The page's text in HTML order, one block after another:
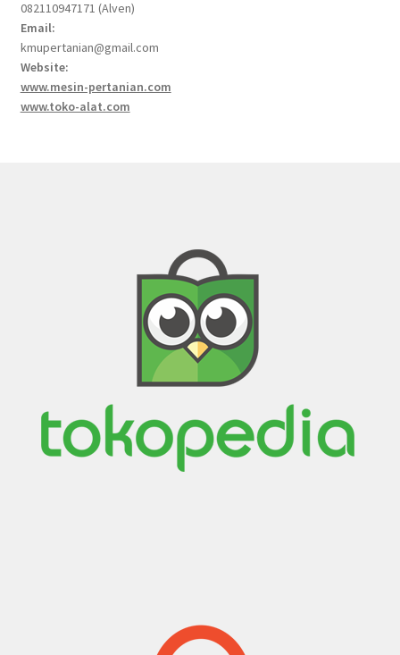
082110947171 (Alven)
Email:
kmupertanian@gmail.com
Website:
www.mesin-pertanian.com
www.toko-alat.com